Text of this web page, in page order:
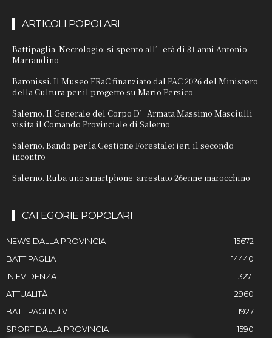
ARTICOLI POPOLARI
Battipaglia. Necrologio: si spento all’età di 81 anni Antonio
Marrandino
Baronissi. Il Museo FRaC finanziato dal PAC 2026 del Ministero
della Cultura per il progetto su Mario Persico
Salerno. Il Generale del Corpo D’Armata Massimo Masciulli
visita il Comando Provinciale di Salerno
Salerno. Bando per la Gestione Forestale: ieri il secondo
incontro
Salerno. Ruba uno smartphone: arrestato 26enne marocchino
CATEGORIE POPOLARI
NEWS DALLA PROVINCIA
15672
BATTIPAGLIA
14440
IN EVIDENZA
3271
ATTUALITÀ
2960
BATTIPAGLIA TV
1927
SPORT DALLA PROVINCIA
1590